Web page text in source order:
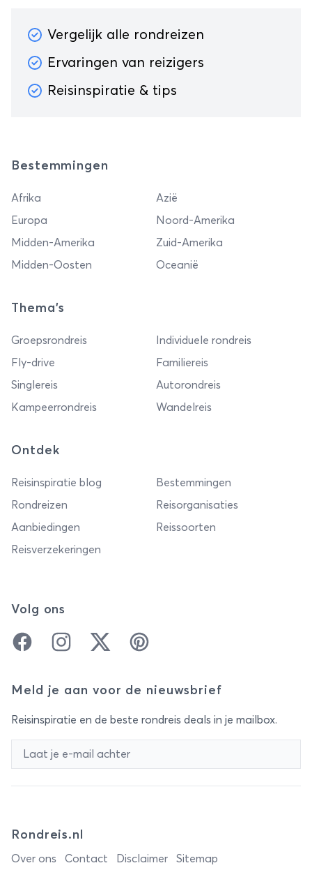
Vergelijk alle rondreizen
Ervaringen van reizigers
Reisinspiratie & tips
Bestemmingen
Afrika
Azië
Europa
Noord-Amerika
Midden-Amerika
Zuid-Amerika
Midden-Oosten
Oceanië
Thema's
Groepsrondreis
Individuele rondreis
Fly-drive
Familiereis
Singlereis
Autorondreis
Kampeerrondreis
Wandelreis
Ontdek
Reisinspiratie blog
Bestemmingen
Rondreizen
Reisorganisaties
Aanbiedingen
Reissoorten
Reisverzekeringen
Volg ons
FacebookInstagramTwitter Pinterest
Meld je aan voor de nieuwsbrief
Reisinspiratie en de beste rondreis deals in je mailbox.
Rondreis.nl
Over ons Contact Disclaimer Sitemap